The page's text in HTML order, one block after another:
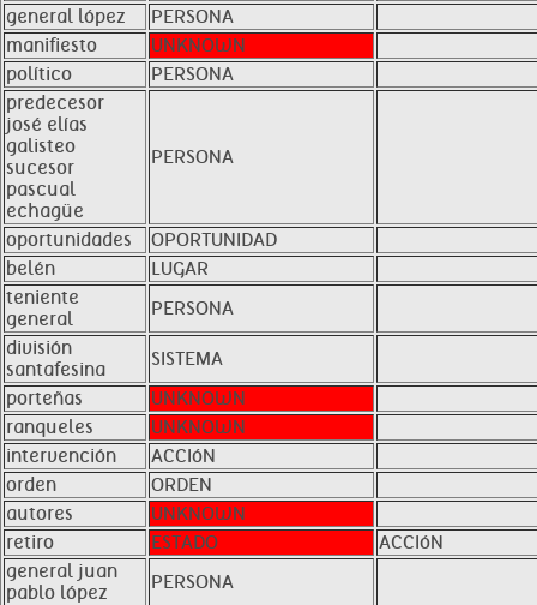
general lópez
PERSONA
manifiesto
UNKNOWN
político
PERSONA
predecesor
josé elías
galisteo
sucesor
pascual
echagüe
PERSONA
oportunidades
OPORTUNIDAD
belén
LUGAR
teniente
general
PERSONA
división
santafesina
SISTEMA
porteñas
UNKNOWN
ranqueles
UNKNOWN
intervención
ACCIóN
orden
ORDEN
autores
UNKNOWN
retiro
ESTADO
ACCIóN
general juan
pablo lópez
PERSONA